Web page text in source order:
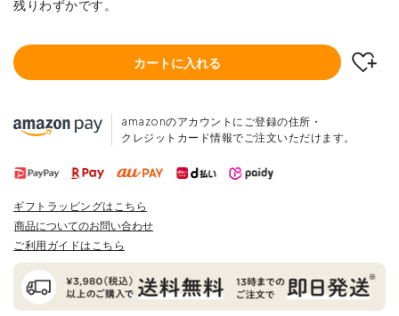
残りわずかです。
カートに入れる
amazonのアカウントにご登録の住所・
クレジットカード情報でご注文いただけます。
ギフトラッピングはこちら
商品についてのお問い合わせ
ご利用ガイドはこちら